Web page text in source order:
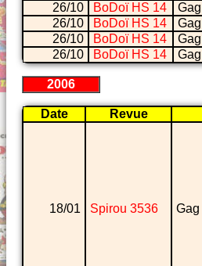
26/10
BoDoï HS 14
Gag
26/10
BoDoï HS 14
Gag
26/10
BoDoï HS 14
Gag
26/10
BoDoï HS 14 Gag
2006
Date Revue
18/01 Spirou 3536 Gag